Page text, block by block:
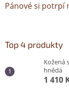
Pánové si potrpí
Top 4 produkty
Kožená
hnědá
1 410